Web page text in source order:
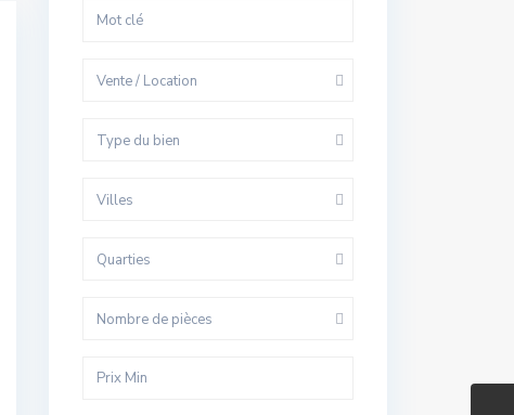
Vente / Location
Type du bien
Villes
Quarties
Nombre de pièces